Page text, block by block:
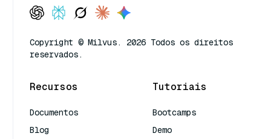
Copyright © Milvus. 2026 Todos os direitos
reservados.
Recursos
Documentos
Blog
Tutoriais
Bootcamps
Demo